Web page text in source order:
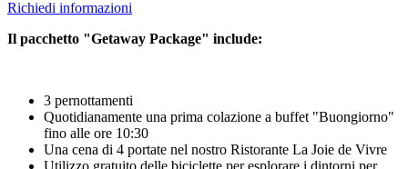
Richiedi informazioni
Il pacchetto "Getaway Package" include:
3 pernottamenti
Quotidianamente una prima colazione a buffet "Buongiorno"
fino alle ore 10:30
Una cena di 4 portate nel nostro Ristorante La Joie de Vivre
Utilizzo gratuito delle biciclette per esplorare i dintorni per